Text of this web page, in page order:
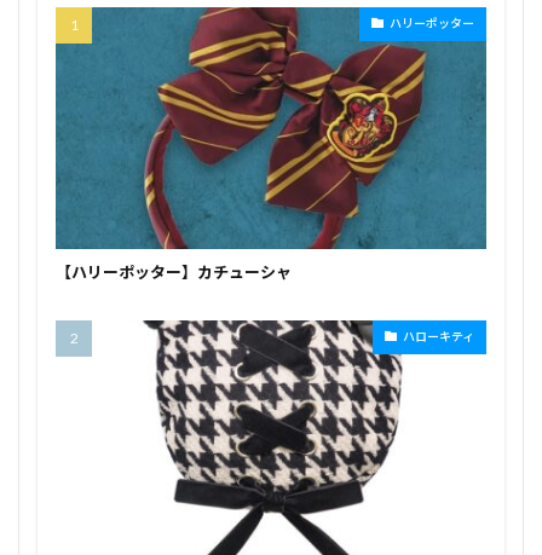
ハリーポッター
【ハリーポッター】カチューシャ
ハローキティ